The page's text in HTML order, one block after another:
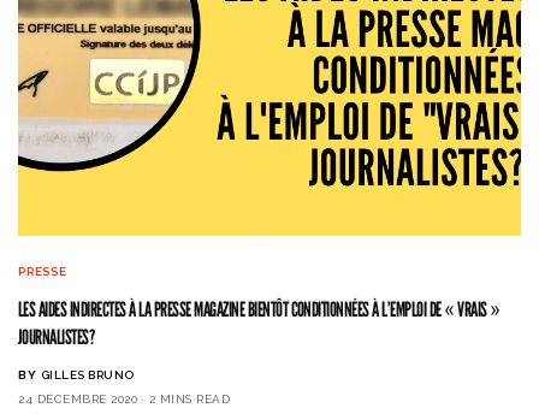
PRESSE
LES AIDES INDIRECTES À LA PRESSE MAGAZINE BIENTÔT CONDITIONNÉES À L’EMPLOI DE « VRAIS »
JOURNALISTES?
BY GILLES BRUNO
24 DÉCEMBRE 2020
2 MINS READ